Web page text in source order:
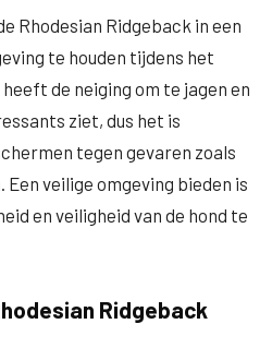
Rhodesian Ridgeback in een
te houden tijdens het
de neiging om te jagen en
ziet, dus het is
tegen gevaren zoals
veilige omgeving bieden is
en veiligheid van de hond te
Ridgeback